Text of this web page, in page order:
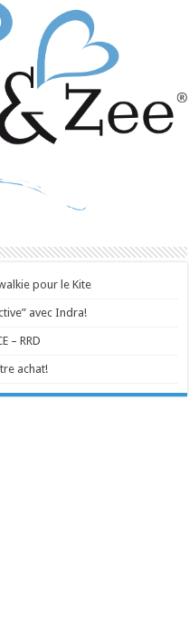
pour le Kite
avec Indra!
– RRD
achat!